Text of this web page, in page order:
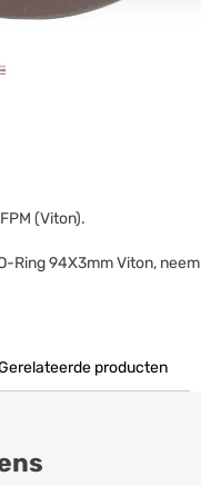
(Viton).
Ring 94X3mm Viton,
producten